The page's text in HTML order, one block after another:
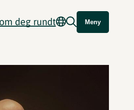
deg rundt Meny